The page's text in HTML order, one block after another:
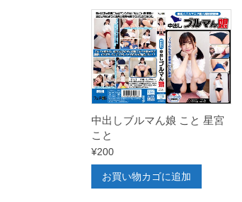
中出しブルマん娘 こと 星宮
こと
¥200
お買い物カゴに追加